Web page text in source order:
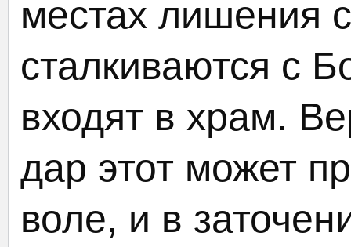
местах лишения
сталкиваются с
входят в храм.
дар этот может
воле, и в